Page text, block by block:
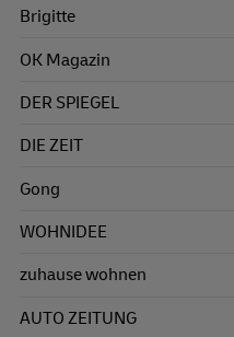
Brigitte
OK Magazin
DER SPIEGEL
DIE ZEIT
Gong
WOHNIDEE
zuhause wohnen
AUTO ZEITUNG